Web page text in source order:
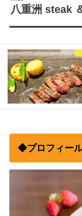
八重洲 steak
◆プロフィー